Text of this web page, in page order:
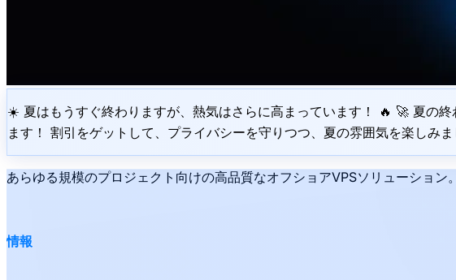
☀️ 夏はもうすぐ終わりますが、熱気はさらに高まっています！ 🔥 🚀 夏の
ます！ 割引をゲットして、プライバシーを守りつつ、夏の雰囲気を楽しみ
あらゆる規模のプロジェクト向けの高品質なオフショアVPSソリューショ
情報